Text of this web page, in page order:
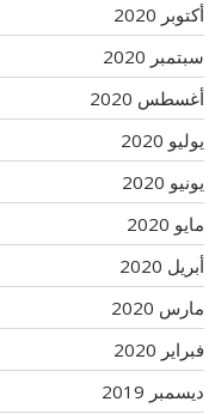
أكتوبر 2020
سبتمبر 2020
أغسطس 2020
يوليو 2020
يونيو 2020
مايو 2020
أبريل 2020
مارس 2020
فبراير 2020
ديسمبر 2019